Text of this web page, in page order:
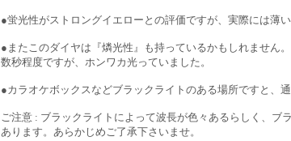
●蛍光性がストロングイエローとの評価ですが、実際には薄い
●またこのダイヤは『燐光性』も持っているかもしれません
数秒程度ですが、ホンワカ光っていました。
●カラオケボックスなどブラックライトのある場所ですと、
ご注意 : ブラックライトによって波長が色々あるらしく、ブ
あります。あらかじめご了承下さいませ。